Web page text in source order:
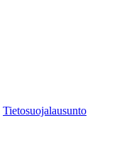
Tietosuojalausunto